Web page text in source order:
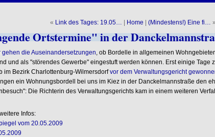
« Link des Tages: 19.05… Home (Mindestens!) Eine fi… »
Ortstermine" in der
gehen die Auseinandersetzungen , ob Bordelle in allgemeinen
und als "störendes Gewerbe" eingestuft werden können. Erst einige Tage
im Bezirk Charlottenburg-Wilmersdorfvor dem Verwaltungsgericht
ein Wohnungsbordell bei uns im Kiez in der Danckelmannstraße den
Die Richterin des Verwaltungsgerichts kam in einem weiteren
Infos:
vom 20.05.2009